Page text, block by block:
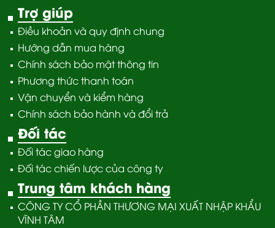
Trợ giúp
Điều khoản và quy định chung
Hướng dẫn mua hàng
Chính sách bảo mật thông tin
Phương thức thanh toán
Vận chuyển và kiểm hàng
Chính sách bảo hành và đổi trả
Đối tác
Đối tác giao hàng
Đối tác chiến lược của công ty
Trung tâm khách hàng
CÔNG TY CỔ PHẦN THƯƠNG MẠI XUẤT NHẬP KHẨU
VĨNH TÂM